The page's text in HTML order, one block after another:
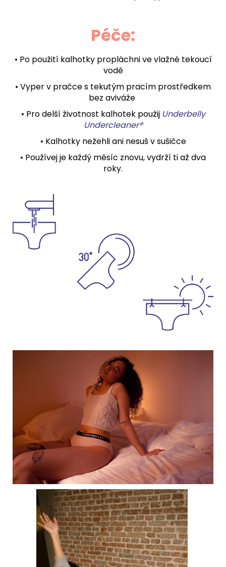
Péče:
• Po použití kalhotky propláchni ve vlažné tekoucí
vodě
• Vyper v pračce s tekutým pracím prostředkem
bez aviváže
• Pro delší životnost kalhotek použij Underbelly
Undercleaner®
• Kalhotky nežehli ani nesuš v sušičce
• Používej je každý měsíc znovu, vydrží ti až dva
roky.